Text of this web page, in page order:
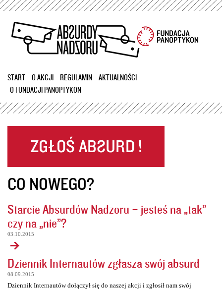
Przejdź
treści
START O AKCJI REGULAMIN
AKTUALNOŚCI
O FUNDACJI PANOPTYKON
CO NOWEGO?
Starcie Absurdów Nadzoru – jesteś na „tak”
czy na „nie”?
03.10.2015
Dziennik Internautów zgłasza swój absurd
08.09.2015
Dziennik Internautów dołączył się do naszej akcji i zgłosił nam swój